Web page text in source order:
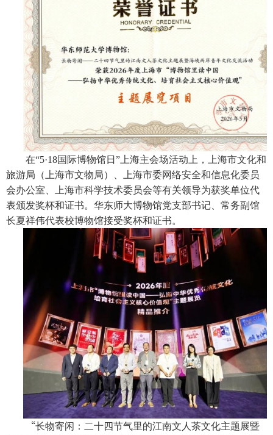
在“5·18国际博物馆日”上海主会场活动上，上海市文化和
旅游局（上海市文物局）、上海市委网络安全和信息化委员
会办公室、上海市科学技术委员会等有关领导为获奖单位代
表颁发奖杯和证书。华东师大博物馆党支部书记、常务副馆
长夏祥伟代表校博物馆接受奖杯和证书。
“长物寄闲：二十四节气里的江南文人茶文化主题展暨